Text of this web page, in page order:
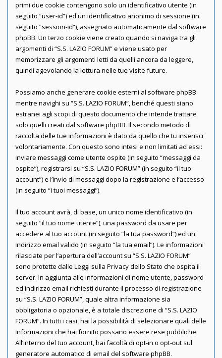
primi due cookie contengono solo un identificativo utente (in
seguito “user-id”) ed un identificativo anonimo di sessione (in
seguito “session-id”), assegnato automaticamente dal software
phpBB. Un terzo cookie viene creato quando si naviga tra gli
argomenti di “S.S. LAZIO FORUM” e viene usato per
memorizzare gli argomenti letti da quelli ancora da leggere,
quindi agevolando la lettura nelle tue visite future.
Possiamo anche generare cookie esterni al software phpBB
mentre navighi su “S.S. LAZIO FORUM”, benché questi siano
estranei agli scopi di questo documento che intende trattare
solo quelli creati dal software phpBB. Il secondo metodo di
raccolta delle tue informazioni è dato da quello che tu inserisci
volontariamente. Con questo sono intesi e non limitati ad essi:
inviare messaggi come utente ospite (in seguito “messaggi da
ospite”), registrarsi su “S.S. LAZIO FORUM” (in seguito “il tuo
account”) e l’invio di messaggi dopo la registrazione e l’accesso
(in seguito “i tuoi messaggi”).
Il tuo account avrà, di base, un unico nome identificativo (in
seguito “il tuo nome utente”), una password da usare per
accedere al tuo account (in seguito “la tua password”) ed un
indirizzo email valido (in seguito “la tua email”). Le informazioni
rilasciate per l’apertura dell’account su “S.S. LAZIO FORUM”
sono protette dalle Leggi sulla Privacy dello Stato che ospita il
server. In aggiunta alle informazioni di nome utente, password
ed indirizzo email richiesti durante il processo di registrazione
su “S.S. LAZIO FORUM”, quale altra informazione sia
obbligatoria o opzionale, è a totale discrezione di “S.S. LAZIO
FORUM”. In tutti i casi, hai la possibilità di selezionare quali delle
informazioni che hai fornito possano essere rese pubbliche.
All’interno del tuo account, hai facoltà di opt-in o opt-out sul
generatore automatico di email del software phpBB.